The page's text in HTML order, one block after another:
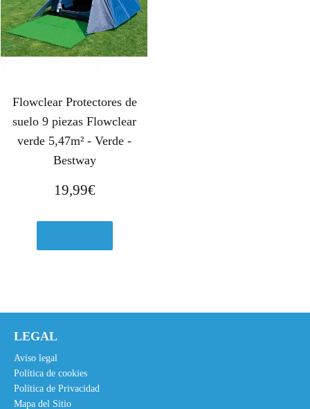
Flowclear Protectores de
suelo 9 piezas Flowclear
verde 5,47m² - Verde -
Bestway
19,99€
LEGAL
Aviso legal
Política de cookies
Política de Privacidad
Mapa del Sitio